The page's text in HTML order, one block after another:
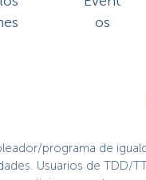
os
programa de
Usuarios de TDD/